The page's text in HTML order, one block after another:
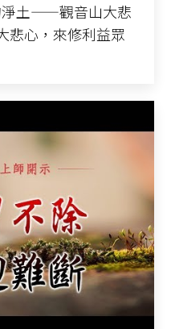
土——觀音山大悲
悲心，來修利益眾